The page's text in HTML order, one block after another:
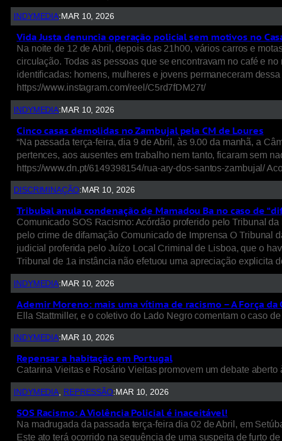
INDYMEDIA: MAR 10, 2026
Vida Justa denuncia operação policial sem motivos no
Na noite de 12 de Abril, depois das 21h00, vários carros e
circulação. Todas as pessoas que se encontravam no café e
identificadas: homens, mulheres e jovens permaneceram
https://www.instagram.com/reel/C5rd7fDM27t/
INDYMEDIA:MAR 10, 2026
Cinco casas demolidas no Zambujal pela CM de Loures
“Na passada terça-feira, dia 9 de Abril, às 9.00 da manhã, a
pertences, aos ausentes em trabalho nem tanto, ficaram sem
https://www.dn.pt/6149398154/rua-ary-dos-santos-zambujal/
DISCRIMINAÇÃO: MAR 10, 2026
Tribubal anula condenação de Mamadou Ba no caso de
Comunicado SOS Racismo: Acórdão proferido pelo Tribunal
pelo crime de difamação Comunicado de Imprensa O Tribunal
judicial proferida pelo Juízo Local Criminal de Lisboa, que o
Tribunal de 1a instância não efetuou uma apreciação explicita
INDYMEDIA:MAR 10, 2026
Ademir Moreno: mais uma vítima de racismo – A Força da
Ella Stattmiller, e o coletivo do Lado Negro comentam o caso
INDYMEDIA: MAR 10, 2026
Repensar a habitação em Portugal
Catarina Vieitas e Rosário Vieitas promovem um debate
INDYMEDIA REPRESSÃO:MAR 10, 2026
SOS Racismo: A Violência Policial é inaceitável!
Na madrugada da passada terça-feira dia 02 de Abril, em
Este ato terá ocorrido na sequência de uma suspeita de furto